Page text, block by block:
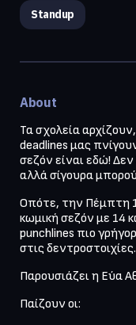
Standup
About
Τα σχολεία
deadlines μας
σεζόν είναι εδώ!
Οπότε, την Πέμπτη
κωμική σεζόν με 14
punchlines πιο
στις δεντροστοιχίες.
Παρουσιάζει η Εύα
Παίζουν οι: